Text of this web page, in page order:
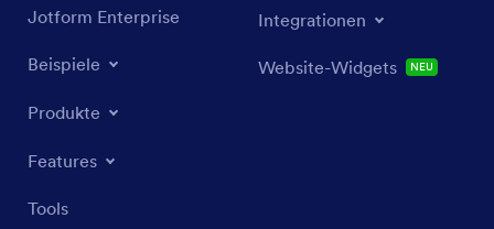
Jotform Enterprise
Beispiele
Produkte
Features
Tools
Integrationen
Website-Widgets NEU